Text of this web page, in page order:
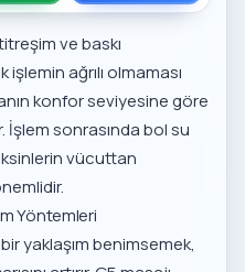
ve baskı
ağrılı olmaması
konfor seviyesine göre
sonrasında bol su
vücuttan
Yöntemleri
yaklaşım benimsemek,